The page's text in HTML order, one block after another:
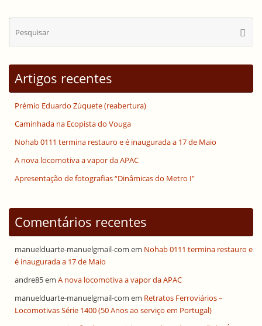
Artigos recentes
Prémio Eduardo Zúquete (reabertura)
Caminhada na Ecopista do Vouga
Nohab 0111 termina restauro e é inaugurada a 17 de Maio
A nova locomotiva a vapor da APAC
Apresentação de fotografias “Dinâmicas do Metro I”
Comentários recentes
manuelduarte-manuelgmail-com em Nohab 0111 termina restauro e
é inaugurada a 17 de Maio
andre85em A nova locomotiva a vapor da APAC
manuelduarte-manuelgmail-com em Retratos Ferroviários –
Locomotivas Série 1400 (50 Anos ao serviço em Portugal)